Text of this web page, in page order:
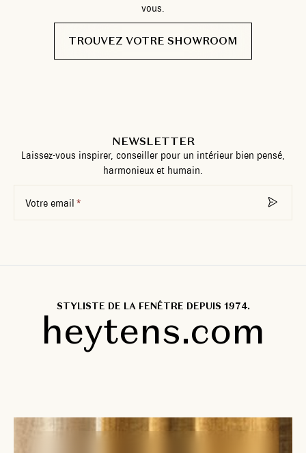
vous.
TROUVEZ VOTRE SHOWROOM
NEWSLETTER
Laissez-vous inspirer, conseiller pour un intérieur bien pensé,
harmonieux et humain.
Votre email
STYLISTE DE LA FENÊTRE DEPUIS 1974.
heytens.com